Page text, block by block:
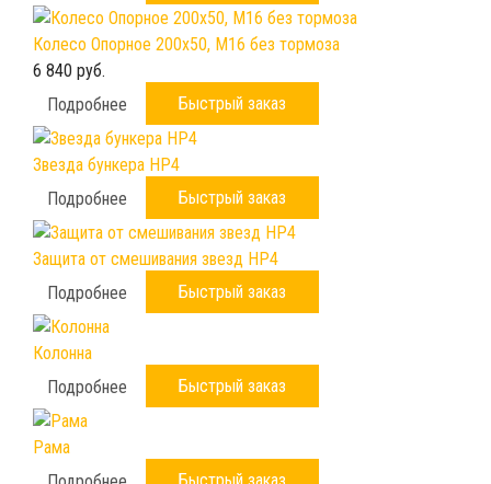
Колесо Опорное 200х50, М16 без тормоза
6 840 руб.
Подробнее
Быстрый заказ
Звезда бункера HP4
Подробнее
Быстрый заказ
Защита от смешивания звезд HP4
Подробнее
Быстрый заказ
Колонна
Подробнее
Быстрый заказ
Рама